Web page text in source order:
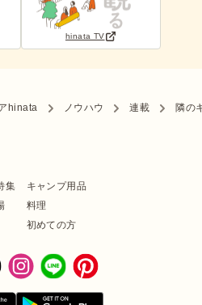
hinata TV
hinata ノウハウ 連載 隣の
集
キャンプ用品
料理
初めての方